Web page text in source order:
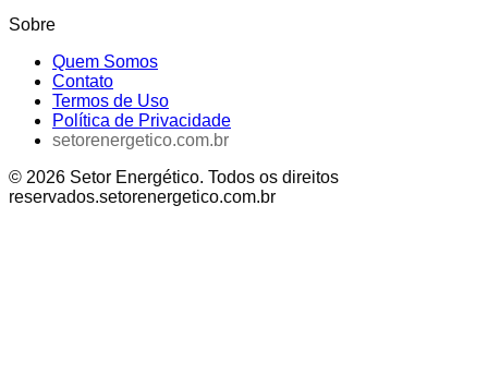
Sobre
Quem Somos
Contato
Termos de Uso
Política de Privacidade
setorenergetico.com.br
© 2026 Setor Energético. Todos os direitos
reservados.setorenergetico.com.br